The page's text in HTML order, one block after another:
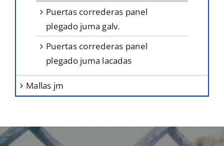
puertas correderas panel
plegado juma galv.
puertas correderas panel
plegado juma lacadas
mallas jm